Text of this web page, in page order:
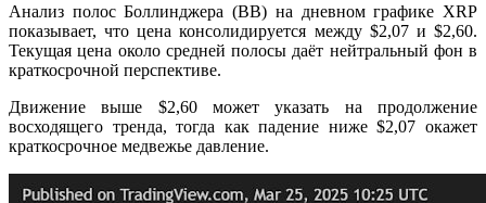
Анализ полос Боллинджера (BB) на дневном графике XRP
показывает, что цена консолидируется между $2,07 и $2,60.
Текущая цена около средней полосы даёт нейтральный фон в
краткосрочной перспективе.
Движение выше $2,60 может указать на продолжение
восходящего тренда, тогда как падение ниже $2,07 окажет
краткосрочное медвежье давление.